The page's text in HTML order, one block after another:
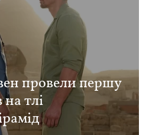
провели першу
на тлі